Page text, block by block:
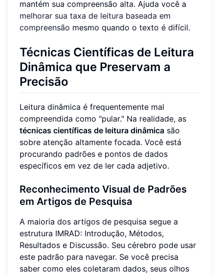
mantém sua compreensão alta. Ajuda você a
melhorar sua taxa de leitura baseada em
compreensão mesmo quando o texto é difícil.
Técnicas Científicas de Leitura
Dinâmica que Preservam a
Precisão
Leitura dinâmica é frequentemente mal
compreendida como "pular." Na realidade, as
técnicas científicas de leitura dinâmica são
sobre atenção altamente focada. Você está
procurando padrões e pontos de dados
específicos em vez de ler cada adjetivo.
Reconhecimento Visual de Padrões
em Artigos de Pesquisa
A maioria dos artigos de pesquisa segue a
estrutura IMRAD: Introdução, Métodos,
Resultados e Discussão. Seu cérebro pode usar
este padrão para navegar. Se você precisa
saber como eles coletaram dados, seus olhos